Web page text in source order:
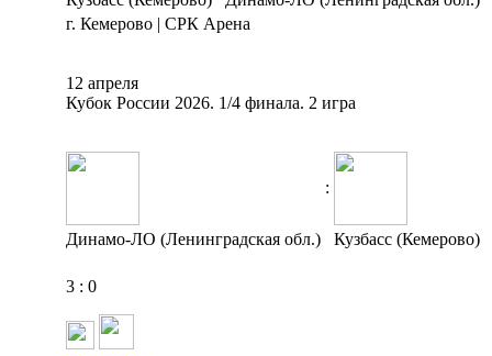
г. Кемерово | СРК Арена
12 апреля
Кубок России 2026. 1/4 финала. 2 игра
:
Динамо-ЛО (Ленинградская обл.) Кузбасс (Кемерово)
3 : 0